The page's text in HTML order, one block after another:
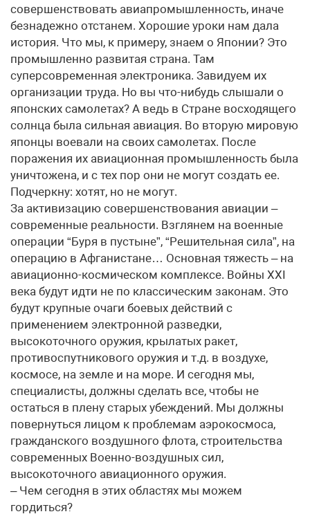
совершенствовать авиапромышленность, иначе
безнадежно отстанем. Хорошие уроки нам дала
история. Что мы, к примеру, знаем о Японии? Это
промышленно развитая страна. Там
суперсовременная электроника. Завидуем их
организации труда. Но вы что-нибудь слышали о
японских самолетах? А ведь в Стране восходящего
солнца была сильная авиация. Во вторую мировую
японцы воевали на своих самолетах. После
поражения их авиационная промышленность была
уничтожена, и с тех пор они не могут создать ее.
Подчеркну: хотят, но не могут.
За активизацию совершенствования авиации –
современные реальности. Взглянем на военные
операции “Буря в пустыне”, “Решительная сила”, на
операцию в Афганистане… Основная тяжесть – на
авиационно-космическом комплексе. Войны XXI
века будут идти не по классическим законам. Это
будут крупные очаги боевых действий с
применением электронной разведки,
высокоточного оружия, крылатых ракет,
противоспутникового оружия и т.д. в воздухе,
космосе, на земле и на море. И сегодня мы,
специалисты, должны сделать все, чтобы не
остаться в плену старых убеждений. Мы должны
повернуться лицом к проблемам аэрокосмоса,
гражданского воздушного флота, строительства
современных Военно-воздушных сил,
высокоточного авиационного оружия.
– Чем сегодня в этих областях мы можем
гордиться?